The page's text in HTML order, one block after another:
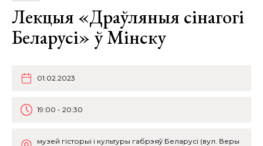
Лекцыя «Драўляныя сінагогі
Беларусі» ў Мінску
01.02.2023
19:00 - 20:30
музей гісторыі і культуры габрэяў Беларусі (вул. Веры